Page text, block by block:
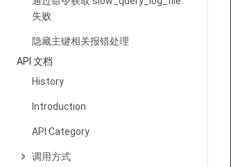
失败
隐藏主键相关报错处理
API 文档
History
Introduction
API Category
调用方式